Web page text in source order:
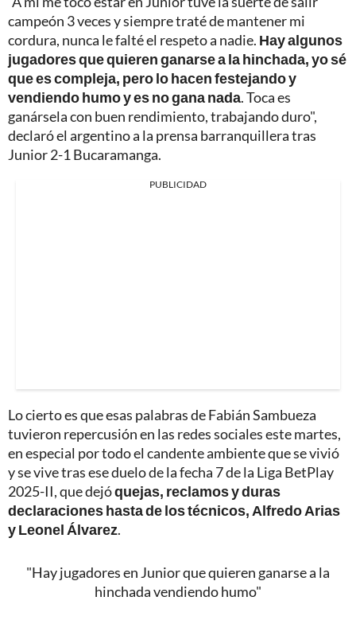
campeón 3 veces y siempre traté de mantener mi
cordura, nunca le falté el respeto a nadie. Hay algunos
jugadores que quieren ganarse a la hinchada, yo sé
que es compleja, pero lo hacen festejando y
vendiendo humo y es no gana nada. Toca es
ganársela con buen rendimiento, trabajando duro",
declaró el argentino a la prensa barranquillera tras
Junior 2-1 Bucaramanga.
PUBLICIDAD
Lo cierto es que esas palabras de Fabián Sambueza
tuvieron repercusión en las redes sociales este martes,
en especial por todo el candente ambiente que se vivió
y se vive tras ese duelo de la fecha 7 de la Liga BetPlay
2025-II, que dejóquejas, reclamos y duras
declaraciones hasta de los técnicos, Alfredo Arias
y Leonel Álvarez.
"Hay jugadores en Junior que quieren ganarse a la
hinchada vendiendo humo"